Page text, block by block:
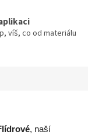
víš, co od materiálu
, naší